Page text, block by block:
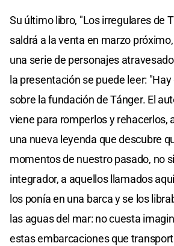
Su último libro, "Los irregulares de
saldrá a la venta en marzo
una serie de personajes
la presentación se puede leer:
sobre la fundación de Tánger. El
viene para romperlos y rehacerlos,
una nueva leyenda que descubre
momentos de nuestro pasado, no
integrador, a aquellos llamados
los ponía en una barca y se los
las aguas del mar: no cuesta
estas embarcaciones que